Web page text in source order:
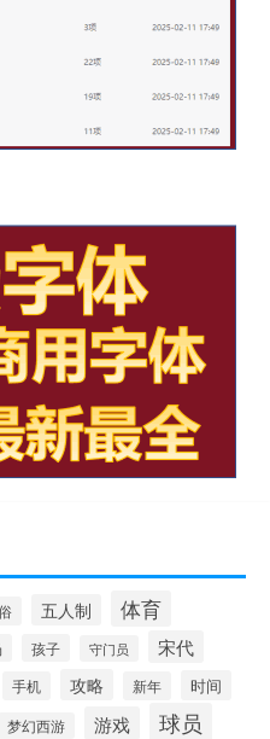
五人制 体育
孩子 守门员 宋代
手机 攻略 新年 时间
梦幻西游 游戏 球员